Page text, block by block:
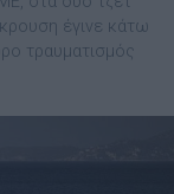
έγινε κάτω
τραυματισμός